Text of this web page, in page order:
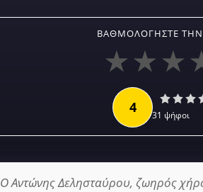
ΒΑΘΜΟΛΟΓΉΣΤΕ ΤΗΝ
4 31 ψήφοι
Ο Αντώνης Δελησταύρου, ζωηρός